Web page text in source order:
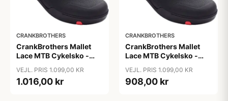
CRANKBROTHERS
CrankBrothers Mallet
Lace MTB Cykelsko -
VEJL. PRIS 1.099,00 KR
1.016,00 kr
CRANKBROTHERS
CrankBrothers Mallet
Lace MTB Cykelsko -
VEJL. PRIS 1.099,00 KR
908,00 kr